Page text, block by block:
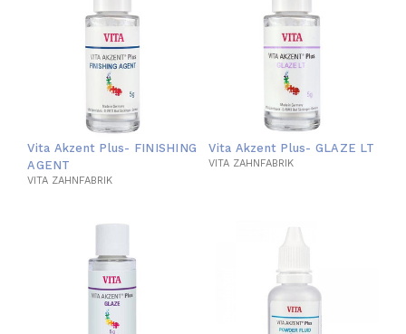
Vita Akzent Plus- FINISHING
AGENT
VITA ZAHNFABRIK
Vita Akzent Plus- GLAZE LT
VITA ZAHNFABRIK